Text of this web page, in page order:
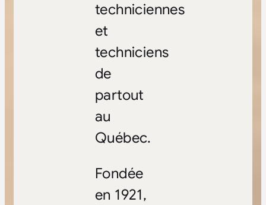
techniciennes
et
techniciens
de
partout
au
Québec.
Fondée
en 1921,